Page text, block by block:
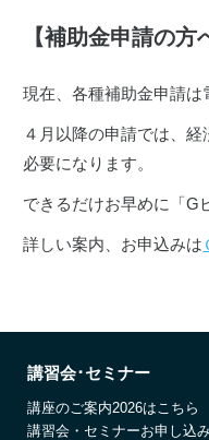
【補助金申請の
現在、各種補助金申請は
４月以降の申請では、
必要になります。
できるだけお早めに「G
詳しい案内、お申込みは
講習会･セミナー
講座のご案内2026はこちら
講習会・セミナーお申し込